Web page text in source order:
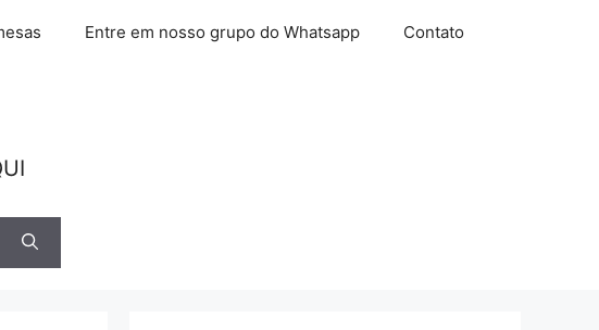
Entre em nosso grupo do Whatsapp Contato